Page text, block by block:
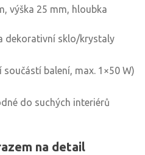
výška 25 mm, hloubka
dekorativní sklo/krystaly
součástí balení, max. 1×50 W)
do suchých interiérů
na detail